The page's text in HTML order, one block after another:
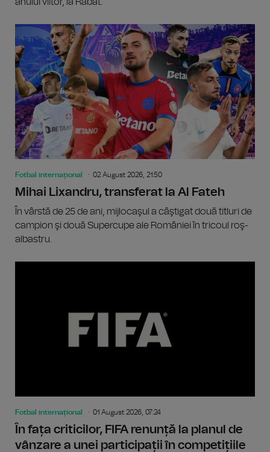
Fotbal internațional 02 August 2026, 21:50
Mihai Lixandru, transferat la Al Fateh
În vârstă de 25 de ani, mijlocaşul a câştigat două titluri de
campion şi două Supercupe ale României în tricoul roş-
albastru.
Fotbal internațional 01 August 2026, 07:24
În fața criticilor, FIFA renunță la planul de
vânzare a unei participații în competițiile